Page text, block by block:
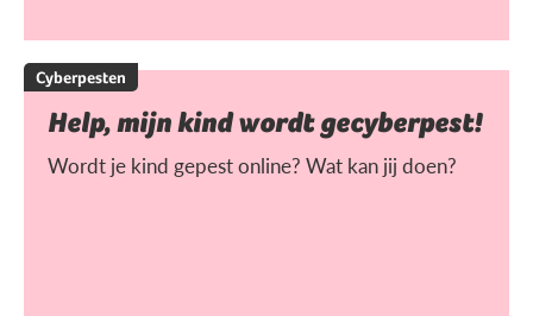
Cyberpesten
Help, mijn kind wordt gecyberpest!
Wordt je kind gepest online? Wat kan jij doen?